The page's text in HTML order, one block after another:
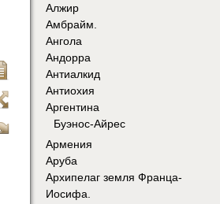
Алжир
Амбрайм.
Ангола
Андорра
Антиалкид
Антиохия
Аргентина
Буэнос-Айрес
Армения
Аруба
Архипелаг земля Франца-
Иосифа.